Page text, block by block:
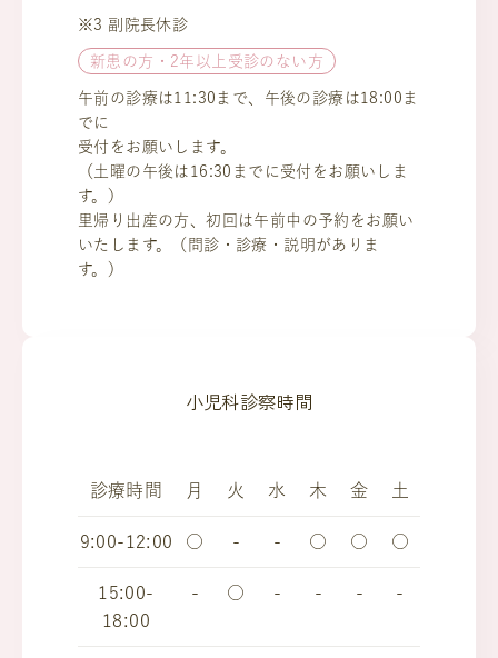
※3 副院長休診
新患の方・2年以上受診のない方
午前の診療は11:30まで、午後の診療は18:00ま
でに
受付をお願いします。
（土曜の午後は16:30までに受付をお願いしま
す。）
里帰り出産の方、初回は午前中の予約をお願い
いたします。（問診・診療・説明がありま
す。）
小児科診察時間
診療時間 月 火 水 木 金 土
9:00-12:00 ○ - - ○ ○ ○
15:00-
18:00
- ○ - - - -